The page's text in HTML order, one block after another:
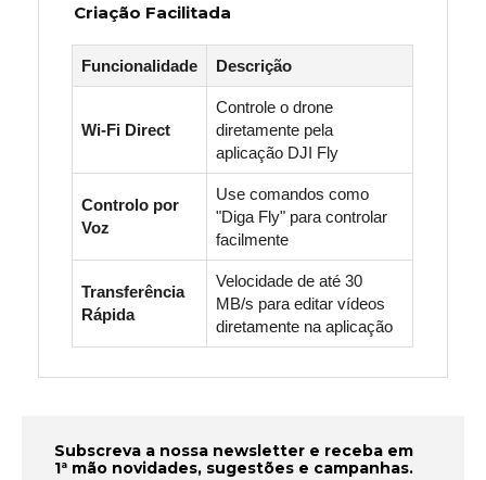
Criação Facilitada
Funcionalidade Descrição
Wi-Fi Direct
Controle o drone
diretamente pela
aplicação DJI Fly
Controlo por
Voz
Use comandos como
"Diga Fly" para controlar
facilmente
Transferência
Rápida
Velocidade de até 30
MB/s para editar vídeos
diretamente na aplicação
Subscreva a nossa newsletter e receba em
1ª mão novidades, sugestões e campanhas.